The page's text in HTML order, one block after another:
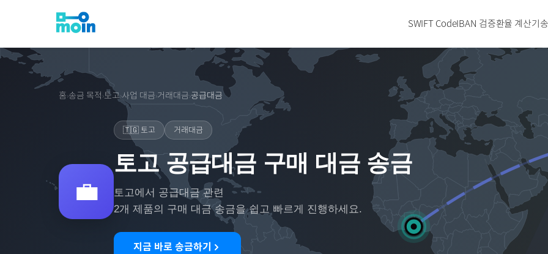
SWIFT CodeIBAN 검증환율 계산기
홈›송금 목적 ›토고›사업 대금›거래대금›공급대금
💼
🇹🇬토고 거래대금
토고 공급대금 구매 대금 송금
토고에서 공급대금관련
2개 제품의 구매 대금 송금을 쉽고 빠르게 진행하세요.
지금 바로 송금하기